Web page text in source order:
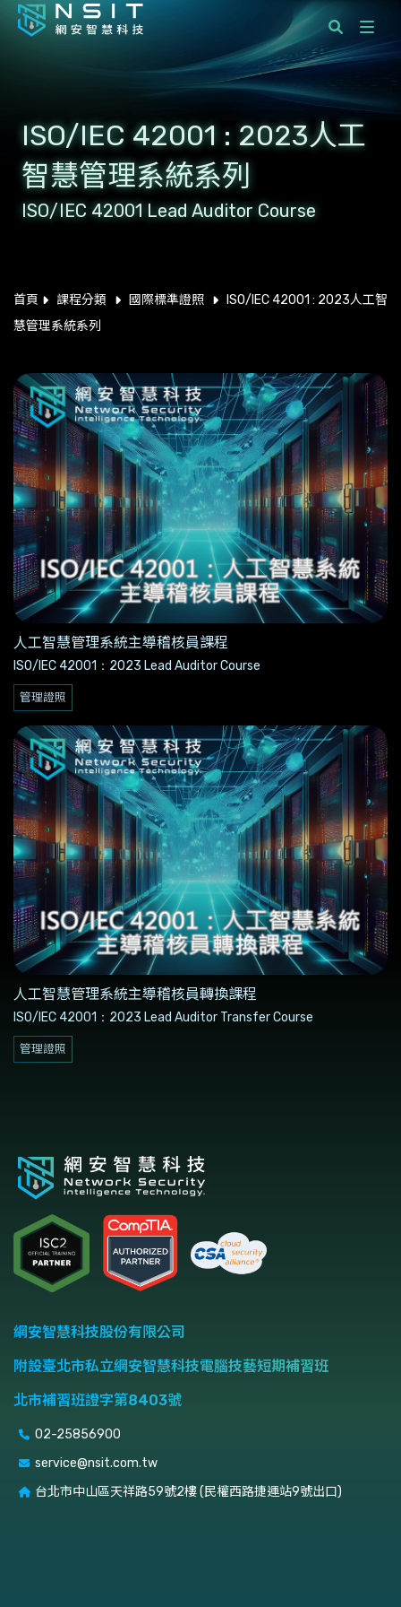
際標準顧問服務
業服務
員服務
於網安智慧科技
絡我們
ISO/IEC 42001 : 2023人工
智慧管理系統系列
ISO/IEC 42001 Lead Auditor Course
首頁 課程分類 國際標準證照
ISO/IEC 42001 : 2023人工智
慧管理系統系列
人工智慧管理系統主導稽核員課程
ISO/IEC 42001：2023 Lead Auditor Course
管理證照
人工智慧管理系統主導稽核員轉換課程
ISO/IEC 42001：2023 Lead Auditor Transfer Course
管理證照
網安智慧科技股份有限公司
附設臺北市私立網安智慧科技電腦技藝短期補習班
北市補習班證字第8403號
02-25856900
service@nsit.com.tw
台北市中山區天祥路59號2樓 (民權西路捷運站9號出口)